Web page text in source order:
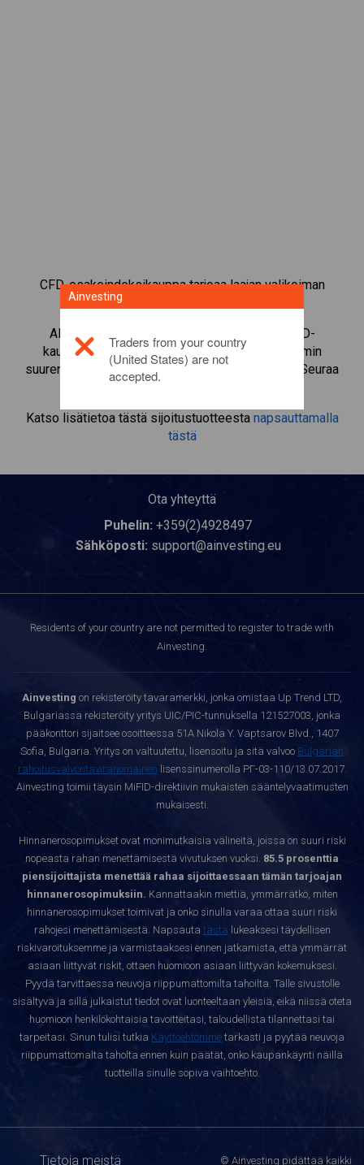
CFD-osakeindeksikauppa tarjoaa laajan valikoiman
sijoitusmahdollisuuksia.
Aloita instrumentin
CFD-
kaupankäynti ja käytä vipua kaupankäyntivolyymin
suurentamiseen pienellä marginaalitalletuksella. Seuraa
toimialoja ja markkinoita.
Katso lisätietoa tästä sijoitustuotteesta napsauttamalla
tästä
Ota yhteyttä
Puhelin: +359(2)4928497
Sähköposti: support@ainvesting.eu
Residents of your country are not permitted to register to trade with
Ainvesting.
Ainvesting on rekisteröity tavaramerkki, jonka omistaa Up Trend LTD,
Bulgariassa rekisteröity yritys UIC/PIC-tunnuksella 121527003, jonka
pääkonttori sijaitsee osoitteessa 51A Nikola Y. Vaptsarov Blvd., 1407
Sofia, Bulgaria. Yritys on valtuutettu, lisensoitu ja sitä valvoo Bulgarian
rahoitusvalvontaviranomainen lisenssinumerolla РГ-03-110/13.07.2017.
Ainvesting toimii täysin MiFID-direktiivin mukaisten sääntelyvaatimusten
mukaisesti.
Hinnanerosopimukset ovat monimutkaisia välineitä, joissa on suuri riski
nopeasta rahan menettämisestä vivutuksen vuoksi. 85.5 prosenttia
piensijoittajista menettää rahaa sijoittaessaan tämän tarjoajan
hinnanerosopimuksiin. Kannattaakin miettiä, ymmärrätkö, miten
hinnanerosopimukset toimivat ja onko sinulla varaa ottaa suuri riski
rahojesi menettämisestä. Napsauta tästä lukeaksesi täydellisen
riskivaroituksemme ja varmistaaksesi ennen jatkamista, että ymmärrät
asiaan liittyvät riskit, ottaen huomioon asiaan liittyvän kokemuksesi.
Pyydä tarvittaessa neuvoja riippumattomilta tahoilta. Tälle sivustolle
sisältyvä ja sillä julkaistut tiedot ovat luonteeltaan yleisiä, eikä niissä oteta
huomioon henkilökohtaisia tavoitteitasi, taloudellista tilannettasi tai
tarpeitasi. Sinun tulisi tutkia Käyttöehtomme tarkasti ja pyytää neuvoja
riippumattomalta taholta ennen kuin päätät, onko kaupankäynti näillä
tuotteilla sinulle sopiva vaihtoehto.
Tietoja meistä © Ainvesting pidättää kaikki
Ainvesting
Traders from your country
(United States) are not
accepted.